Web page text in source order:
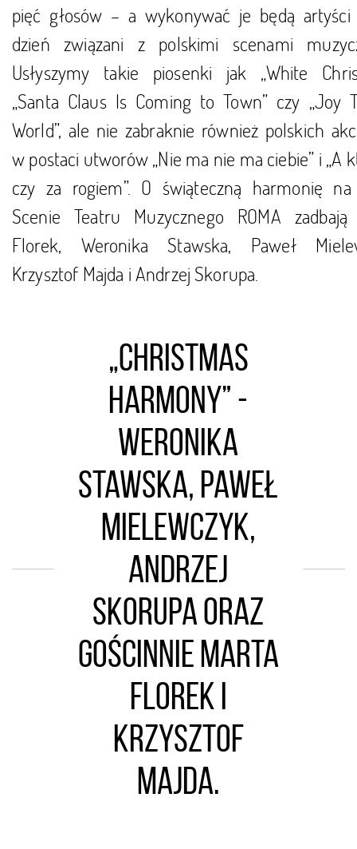
pięć głosów – a wykonywać je będą
dzień związani z polskimi scenami
Usłyszymy takie piosenki jak „White
„Santa Claus Is Coming to Town” czy „Joy
World”, ale nie zabraknie również polskich
w postaci utworów „Nie ma nie ma ciebie” i „A
czy za rogiem”. O świąteczną harmonię
Scenie Teatru Muzycznego ROMA
Florek, Weronika Stawska, Paweł
Krzysztof Majda i Andrzej Skorupa.
„Christmas
Harmony” -
Weronika
Stawska, Paweł
Mielewczyk,
Andrzej
Skorupa oraz
gościnnie Marta
Florek i
Krzysztof
Majda.